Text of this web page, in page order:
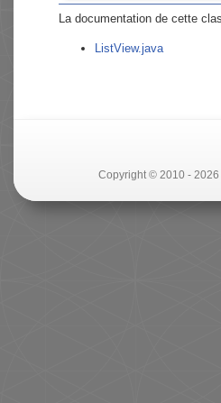
La documentation de cette
ListView.java
Copyright © 2010 - 2026